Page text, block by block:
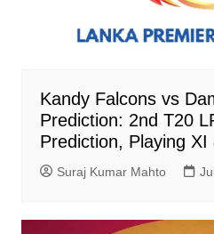
Kandy Falcons vs
Prediction: 2nd T20
Prediction, Playing XI
Suraj Kumar Mahto